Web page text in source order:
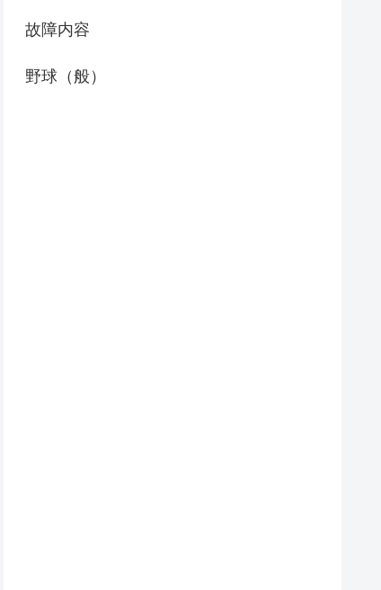
故障内容
野球（般）